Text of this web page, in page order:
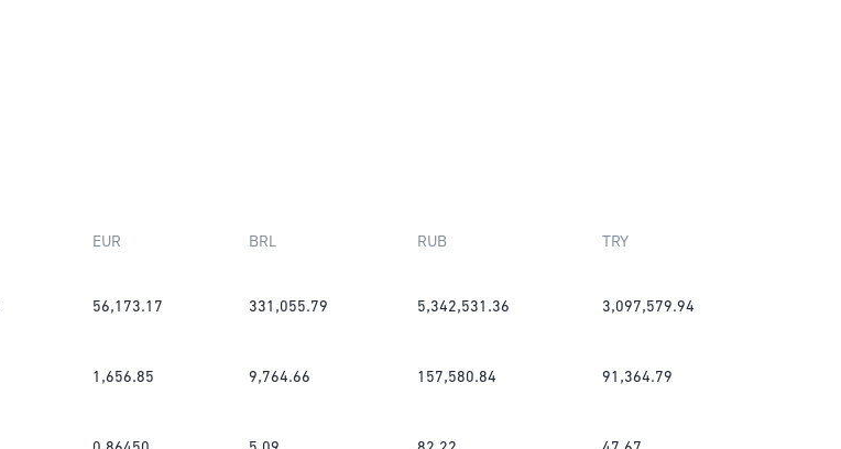
EUR BRL RUB TRY
56,173.17 331,055.79 5,342,531.36 3,097,579.94
1,656.85 9,764.66 157,580.84 91,364.79